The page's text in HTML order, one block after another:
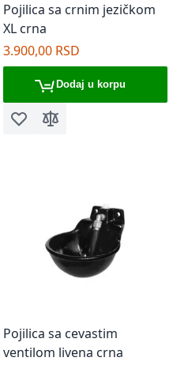
Pojilica sa crnim jezičkom
XL crna
3.900,00 RSD
Dodaj u korpu
Dodaj u listu želja
Dodaj za poređenje
Pojilica sa cevastim
ventilom livena crna